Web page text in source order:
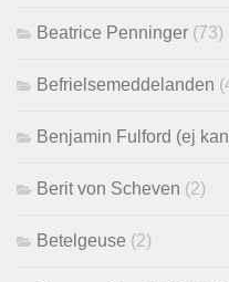
Beatrice Penninger (73)
Befrielsemeddelanden
Benjamin Fulford (ej
Berit von Scheven (2)
Betelgeuse (2)